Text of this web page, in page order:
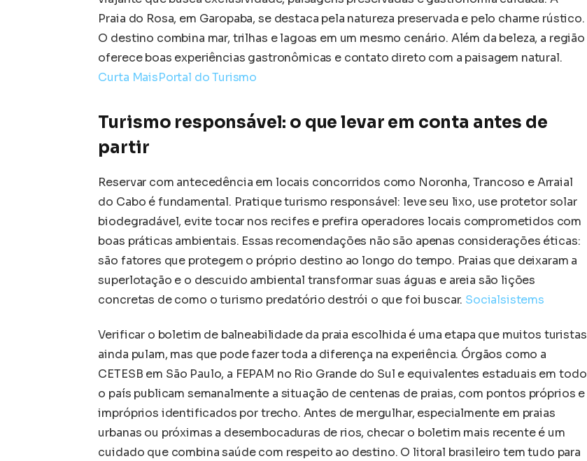
Praia do Rosa, em Garopaba, se destaca pela natureza preservada e pelo charme rústico.
O destino combina mar, trilhas e lagoas em um mesmo cenário. Além da beleza, a região
oferece boas experiências gastronômicas e contato direto com a paisagem natural.
Curta MaisPortal do Turismo
Turismo responsável: o que levar em conta antes de
partir
Reservar com antecedência em locais concorridos como Noronha, Trancoso e Arraial
do Cabo é fundamental. Pratique turismo responsável: leve seu lixo, use protetor solar
biodegradável, evite tocar nos recifes e prefira operadores locais comprometidos com
boas práticas ambientais. Essas recomendações não são apenas considerações éticas:
são fatores que protegem o próprio destino ao longo do tempo. Praias que deixaram a
superlotação e o descuido ambiental transformar suas águas e areia são lições
concretas de como o turismo predatório destrói o que foi buscar. Socialsistems
Verificar o boletim de balneabilidade da praia escolhida é uma etapa que muitos turistas
ainda pulam, mas que pode fazer toda a diferença na experiência. Órgãos como a
CETESB em São Paulo, a FEPAM no Rio Grande do Sul e equivalentes estaduais em todo
o país publicam semanalmente a situação de centenas de praias, com pontos próprios e
impróprios identificados por trecho. Antes de mergulhar, especialmente em praias
urbanas ou próximas a desembocaduras de rios, checar o boletim mais recente é um
cuidado que combina saúde com respeito ao destino. O litoral brasileiro tem tudo para